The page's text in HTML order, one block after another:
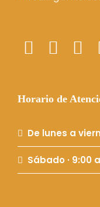
Horario de
De lunes a
Sábado · 9:00